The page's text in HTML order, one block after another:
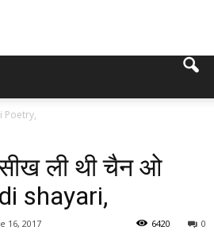
Poetry,
सीख ली थी चैन ओ
shayari,
16, 2017 0
6420